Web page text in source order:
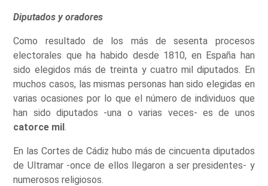
Diputados y oradores
Como resultado de los más de sesenta procesos
electorales que ha habido desde 1810, en España han
sido elegidos más de treinta y cuatro mil diputados. En
muchos casos, las mismas personas han sido elegidas en
varias ocasiones por lo que el número de individuos que
han sido diputados -una o varias veces- es de unos
catorce mil
En las Cortes de Cádiz hubo más de cincuenta diputados
de Ultramar -once de ellos llegaron a ser presidentes- y
numerosos religiosos.